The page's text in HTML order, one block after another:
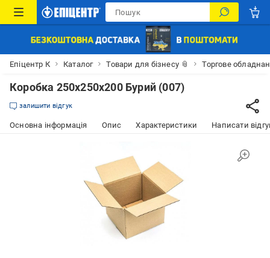
Епіцентр К Каталог Товари для бізнесу 📎 Торгове
Коробка 250х250х200 Бурий (007)
залишити відгук
Основна інформація Опис Характеристики Написати